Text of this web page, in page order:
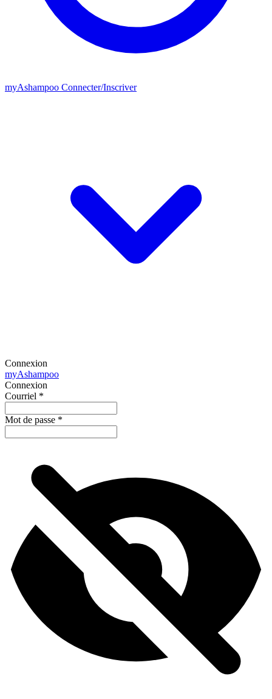
myAshampoo Connecter/Inscriver
Connexion
myAshampoo
Connexion
Courriel *
Mot de passe *